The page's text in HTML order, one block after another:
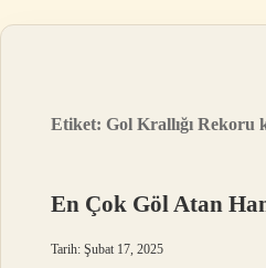
Etiket:Gol Krallığı Rekoru
En Çok Göl Atan
Tarih: Şubat 17, 2025